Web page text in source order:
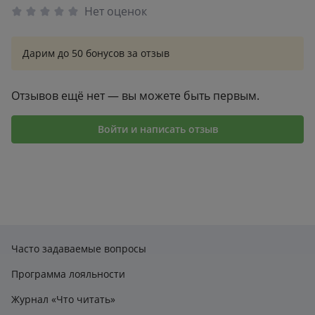
Нет оценок
Дарим до 50 бонусов за отзыв
Отзывов ещё нет — вы можете быть первым.
Войти и написать отзыв
Часто задаваемые вопросы
Программа лояльности
Журнал «Что читать»